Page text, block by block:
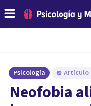
Psicología Artículo
Neofobia